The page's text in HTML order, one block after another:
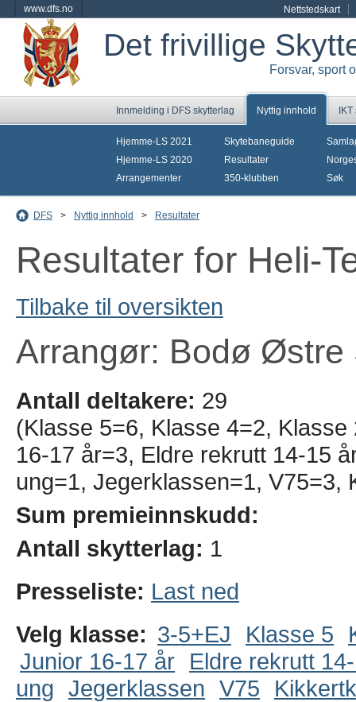
www.dfs.no Nettstedskart
Det frivillige
Forsvar, sport
Innmelding i DFS skytterlag Nyttig innhold
Hjemme-LS 2021
Hjemme-LS 2020
Arrangementer
Skytebaneguide
Resultater
350-klubben
Søk
DFS > Nyttig innhold > Resultater
Resultater for Heli-
Tilbake til oversikten
Arrangør: Bodø Østre
Antall deltakere: 29
(Klasse 5=6, Klasse 4=2,
16-17 år=3, Eldre rekrutt 14-15
ung=1, Jegerklassen=1, V75=3,
Sum premieinnskudd:
Antall skytterlag: 1
Presseliste: Last ned
Velg klasse: 3-5+EJ Klasse 5
Junior 16-17 år
Eldre rekrutt
ung Jegerklassen V75